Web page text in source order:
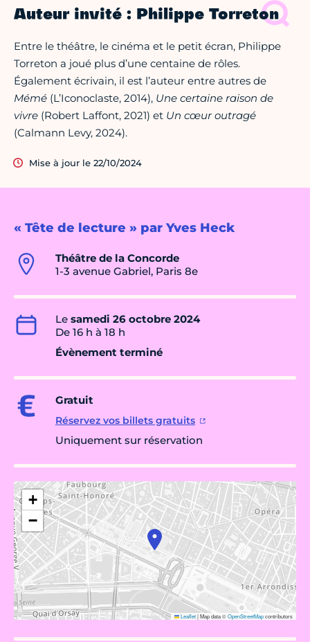
« Tête de lecture » par Yves Heck
Théâtre de la Concorde
1-3 avenue Gabriel, Paris 8e
Le samedi 26 octobre 2024
De 16 h à 18 h
Évènement terminé
Gratuit
Réservez vos billets gratuits
Uniquement sur réservation
+
−
Leaflet|Map data ©OpenStreetMapcontributors
Auteur invité : Philippe Torreton
Entre le théâtre, le cinéma et le petit écran, Philippe
Torreton a joué plus d’une centaine de rôles.
Également écrivain, il est l’auteur entre autres de
Mémé (L’Iconoclaste, 2014), Une certaine raison de
vivre (Robert Laffont, 2021) et Un cœur outragé
(Calmann Levy, 2024).
Mise à jour le 22/10/2024